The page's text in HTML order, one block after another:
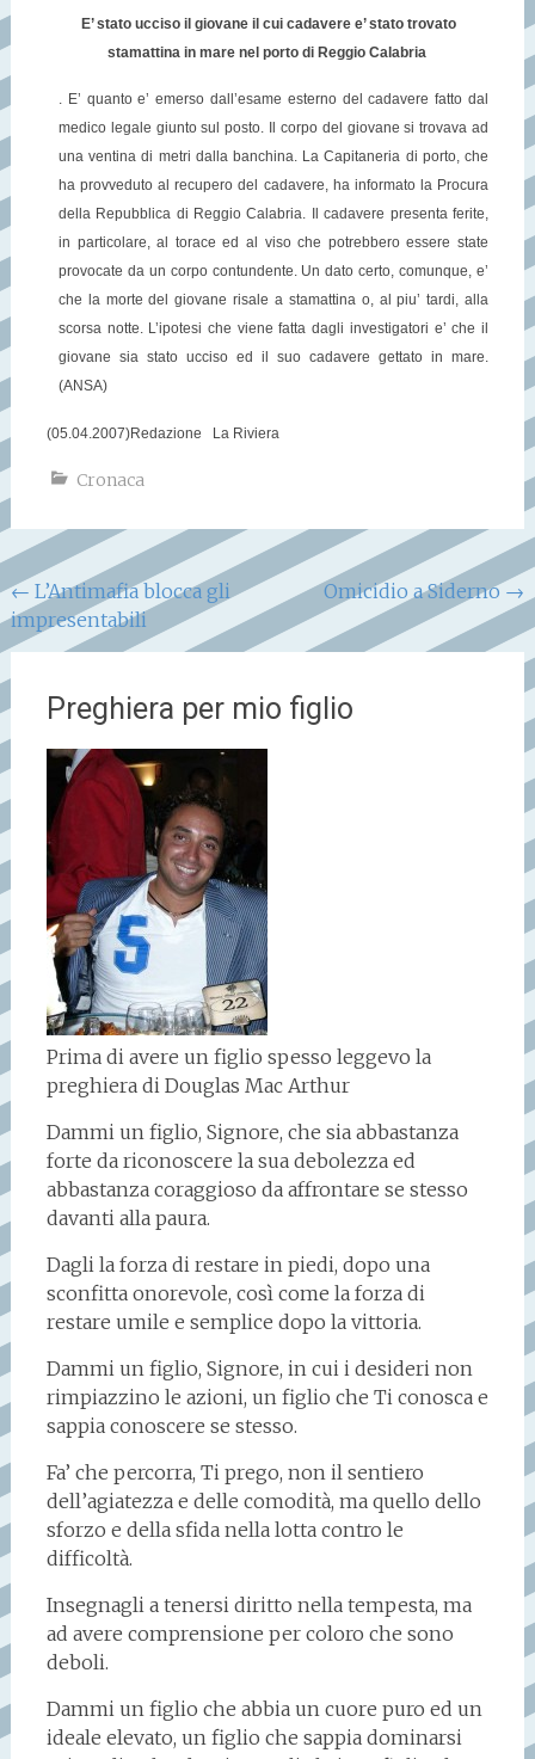
E’ stato ucciso il giovane il cui cadavere e’ stato trovato
stamattina in mare nel porto di Reggio Calabria
. E’ quanto e’ emerso dall’esame esterno del cadavere fatto dal
medico legale giunto sul posto. Il corpo del giovane si trovava ad
una ventina di metri dalla banchina. La Capitaneria di porto, che
ha provveduto al recupero del cadavere, ha informato la Procura
della Repubblica di Reggio Calabria. Il cadavere presenta ferite,
in particolare, al torace ed al viso che potrebbero essere state
provocate da un corpo contundente. Un dato certo, comunque, e’
che la morte del giovane risale a stamattina o, al piu’ tardi, alla
scorsa notte. L’ipotesi che viene fatta dagli investigatori e’ che il
giovane sia stato ucciso ed il suo cadavere gettato in mare.
(ANSA)
(05.04.2007)Redazione La Riviera
Cronaca
Navigazione
articoli
← L’Antimafia blocca gli
impresentabili
Omicidio a Siderno →
Preghiera per mio figlio
Prima di avere un figlio spesso leggevo la
preghiera di Douglas Mac Arthur
Dammi un figlio, Signore, che sia abbastanza
forte da riconoscere la sua debolezza ed
abbastanza coraggioso da affrontare se stesso
davanti alla paura.
Dagli la forza di restare in piedi, dopo una
sconfitta onorevole, così come la forza di
restare umile e semplice dopo la vittoria.
Dammi un figlio, Signore, in cui i desideri non
rimpiazzino le azioni, un figlio che Ti conosca e
sappia conoscere se stesso.
Fa’ che percorra, Ti prego, non il sentiero
dell’agiatezza e delle comodità, ma quello dello
sforzo e della sfida nella lotta contro le
difficoltà.
Insegnagli a tenersi diritto nella tempesta, ma
ad avere comprensione per coloro che sono
deboli.
Dammi un figlio che abbia un cuore puro ed un
ideale elevato, un figlio che sappia dominarsi